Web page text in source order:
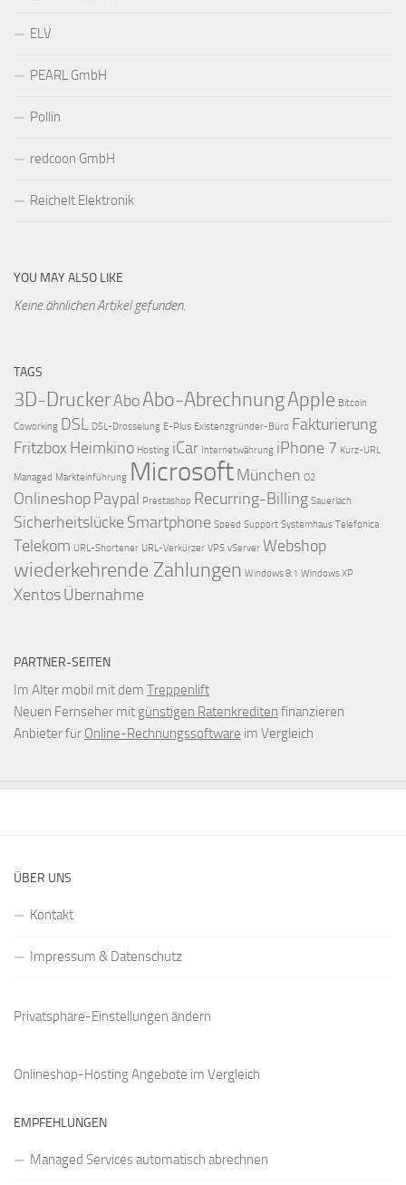
ELV
PEARL GmbH
Pollin
redcoon GmbH
Reichelt Elektronik
YOU MAY ALSO LIKE
Keine ähnlichen Artikel gefunden.
TAGS
3D-DruckerAboAbo-AbrechnungApple Bitcoin
Coworking DSL DSL-Drosselung E-Plus Existenzgründer-Büro Fakturierung
Fritzbox Heimkino Hosting iCar Internetwährung iPhone 7 Kurz-URL
Managed Markteinführung Microsoft München O2
Onlineshop Paypal Prestashop Recurring-Billing Sauerlach
Sicherheitslücke Smartphone Speed Support Systemhaus Telefonica
Telekom URL-Shortener URL-Verkürzer VPS vServer Webshop
wiederkehrende Zahlungen Windows 8.1 Windows XP
XentosÜbernahme
PARTNER-SEITEN
Im Alter mobil mit dem Treppenlift
Neuen Fernseher mit günstigen Ratenkrediten finanzieren
Anbieter für Online-Rechnungssoftware im Vergleich
ÜBER UNS
Kontakt
Impressum & Datenschutz
Privatsphäre-Einstellungen ändern
Onlineshop-Hosting Angebote im Vergleich
EMPFEHLUNGEN
Managed Services automatisch abrechnen